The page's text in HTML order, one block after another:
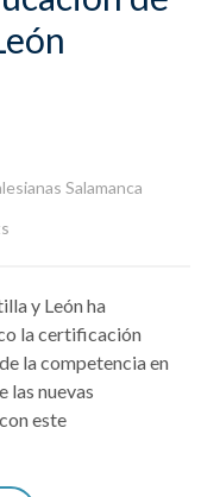
Salamanca
y León ha
la certificación
la competencia en
las nuevas
este